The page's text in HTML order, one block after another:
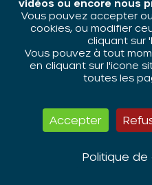
ORIV - 2026 /
vidéos ou encore nous
Vous pouvez accepter
cookies, ou modifier
cliquant sur
Vous pouvez à tout
en cliquant sur l'icone
toutes les
Accepter
Politique